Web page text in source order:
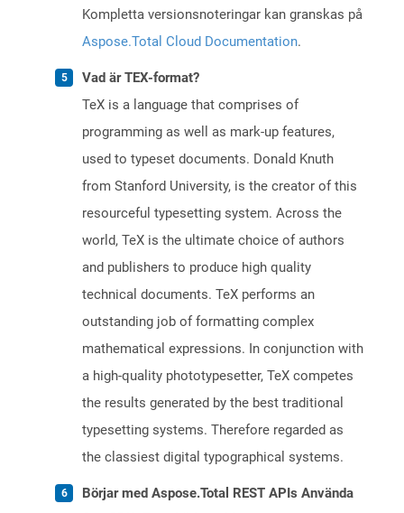
Kompletta versionsnoteringar kan granskas på
Aspose.Total Cloud Documentation.
Vad är TEX-format?
TeX is a language that comprises of
programming as well as mark-up features,
used to typeset documents. Donald Knuth
from Stanford University, is the creator of this
resourceful typesetting system. Across the
world, TeX is the ultimate choice of authors
and publishers to produce high quality
technical documents. TeX performs an
outstanding job of formatting complex
mathematical expressions. In conjunction with
a high-quality phototypesetter, TeX competes
the results generated by the best traditional
typesetting systems. Therefore regarded as
the classiest digital typographical systems.
Börjar med Aspose.Total REST APIs Använda